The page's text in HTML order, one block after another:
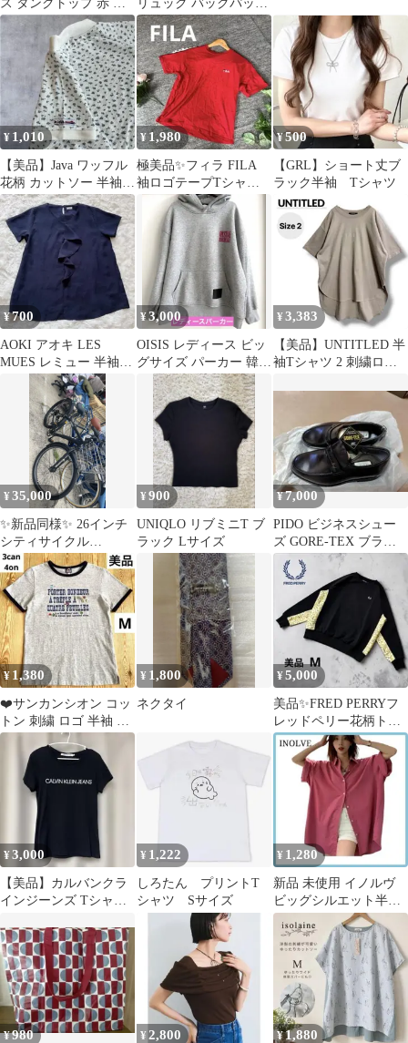
ス タンクトップ 赤 ス
トレッチ 美品
リュック バックパック
ポケット多数 ブラック
通勤 通学
¥ 1,010
【美品】Java ワッフル
花柄 カットソー 半袖
フレンチ袖 白
¥ 1,980
極美品✨フィラ FILA
袖ロゴテープTシャツ
赤 F ワンポイント刺繍
¥ 500
【GRL】ショート丈ブ
ラック半袖 Tシャツ
¥700
AOKI アオキ LES
MUES レミュー 半袖
カットソー トップス L
¥3,000
OISIS レディース ビッ
グサイズ パーカー 韓国
ロゴ 良品 美品
¥ 3,383
【美品】UNTITLED 半
袖Tシャツ 2 刺繍ロゴ
¥35,000
✨新品同様✨ 26インチ
シティサイクル
「ORDE+」– シマノ製6
段変速
¥900
UNIQLO リブミニT ブ
ラック Lサイズ
¥7,000
PIDO ビジネスシュー
ズ GORE-TEX ブラッ
ク
¥ 1,380
❤️サンカンシオン コッ
トン 刺繍 ロゴ 半袖 リ
ンガーTシャツ グレー
M 美品
¥ 1,800
ネクタイ
¥5,000
美品✨FRED PERRYフ
レッドペリー花柄トリ
ムスウェットトレーナ
ー黒M月桂樹
¥3,000
【美品】カルバンクラ
インジーンズ Tシャツ
袖レディース
¥ 1,222
しろたん プリントT
シャツ Sサイズ
¥ 1,280
新品 未使用 イノルヴ
ビッグシルエット半袖
シャツ ピンク メンズラ
イク
¥980 ¥ 2,800 ¥1,880